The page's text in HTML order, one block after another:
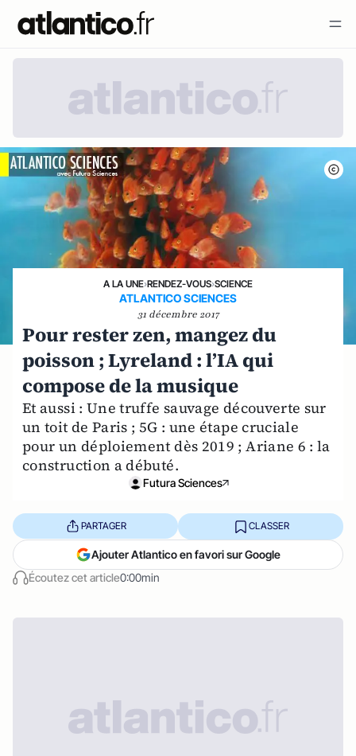
A LA UNE›RENDEZ-VOUS›SCIENCE
ATLANTICO SCIENCES
31 décembre 2017
Pour rester zen, mangez du
poisson ; Lyreland : l’IA qui
compose de la musique
Et aussi : Une truffe sauvage découverte sur
un toit de Paris ; 5G : une étape cruciale
pour un déploiement dès 2019 ; Ariane 6 : la
construction a débuté.
Futura Sciences
Écoutez cet article0:00min
PARTAGER CLASSER
Ajouter Atlantico en favori sur Google